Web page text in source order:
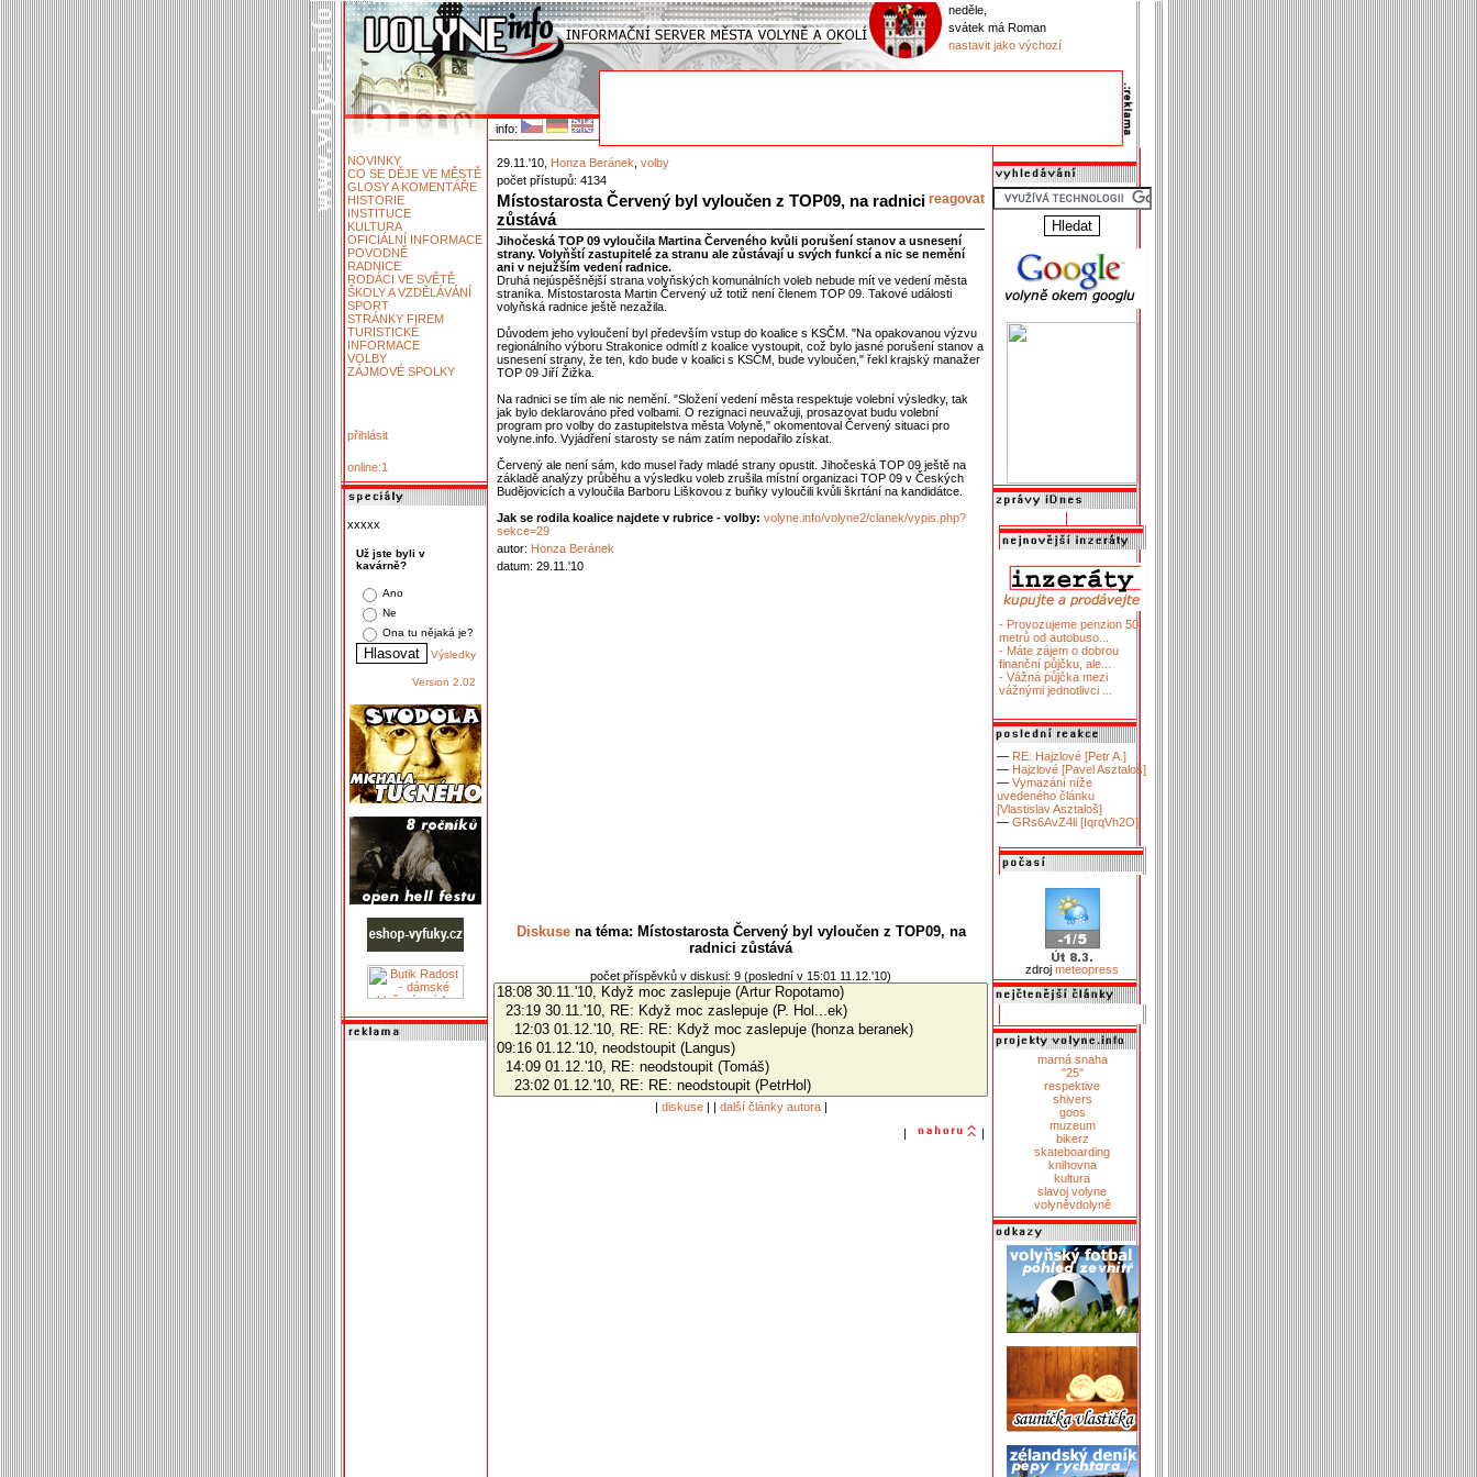
neděle,
svátek má Roman
nastavit jako výchozí
info:
NOVINKY
CO SE DĚJE VE MĚSTĚ
GLOSY A KOMENTÁŘE
HISTORIE
INSTITUCE
KULTURA
OFICIÁLNÍ INFORMACE
POVODNĚ
RADNICE
RODÁCI VE SVĚTĚ
ŠKOLY A VZDĚLÁVÁNÍ
SPORT
STRÁNKY FIREM
TURISTICKÉ
INFORMACE
VOLBY
ZÁJMOVÉ SPOLKY
přihlásit
online:1
xxxxx
Už jste byli v
kavárně?
Ano
Ne
Ona tu nějaká je?
Výsledky
Version 2.02
29.11.'10, Honza Beránek volby
počet přístupů: 4134
reagovat
Místostarosta Červený byl vyloučen z TOP09, na radnici
zůstává
Jihočeská TOP 09 vyloučila Martina Červeného kvůli porušení stanov a usnesení
strany. Volyňští zastupitelé za stranu ale zůstávají u svých funkcí a nic se nemění
ani v nejužším vedení radnice.
Druhá nejúspěšnější strana volyňských komunálních voleb nebude mít ve vedení města
straníka. Místostarosta Martin Červený už totiž není členem TOP 09. Takové události
volyňská radnice ještě nezažila.
Důvodem jeho vyloučení byl především vstup do koalice s KSČM. "Na opakovanou výzvu
regionálního výboru Strakonice odmítl z koalice vystoupit, což bylo jasné porušení stanov a
usnesení strany, že ten, kdo bude v koalici s KSČM, bude vyloučen," řekl krajský manažer
TOP 09 Jiří Žižka.
Na radnici se tím ale nic nemění. "Složení vedení města respektuje volební výsledky, tak
jak bylo deklarováno před volbami. O rezignaci neuvažuji, prosazovat budu volební
program pro volby do zastupitelstva města Volyně," okomentoval Červený situaci pro
volyne.info. Vyjádření starosty se nám zatím nepodařilo získat.
Červený ale není sám, kdo musel řady mladé strany opustit. Jihočeská TOP 09 ještě na
základě analýzy průběhu a výsledku voleb zrušila místní organizaci TOP 09 v Českých
Budějovicích a vyloučila Barboru Liškovou z buňky vyloučili kvůli škrtání na kandidátce.
Jak se rodila koalice najdete v rubrice - volby: volyne.info/volyne2/clanek/vypis.php?
sekce=29
autor: Honza Beránek
datum: 29.11.'10
Diskusena téma: Místostarosta Červený byl vyloučen z TOP09, na
radnici zůstává
počet příspěvků v diskusi: 9 (poslední v 15:01 11.12.'10)
| diskuse| | další články autora|
|
|
- Provozujeme penzion 50
metrů od autobuso...
- Máte zájem o dobrou
finanční půjčku, ale...
- Vážná půjčka mezi
vážnými jednotlivci ...
— RE: Hajzlové [Petr A.]
— Hajzlové [Pavel Asztaloš]
— Vymazání níže
uvedeného článku
[Vlastislav Asztaloš]
— GRs6AvZ4li [IqrqVh2O]
zdroj meteopress
marná snaha
"25"
respektive
shivers
goos
muzeum
bikerz
skateboarding
knihovna
kultura
slavoj volyne
volyněvdolyně